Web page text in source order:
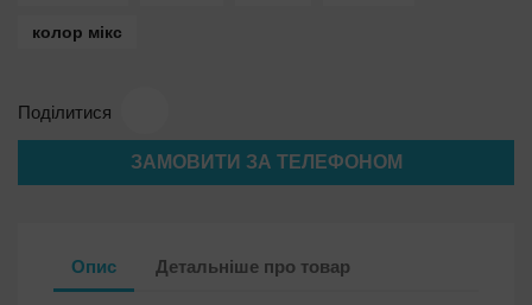
колор мікс
Поділитися
ЗАМОВИТИ ЗА ТЕЛЕФОНОМ
Опис Детальніше про товар